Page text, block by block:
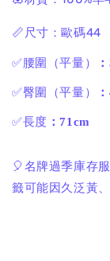
📏尺寸：歐碼44
✅腰圍（平量）
✅臀圍（平量）
✅長度 ：71cm
🎈名牌過季庫存
籤可能因久泛黃